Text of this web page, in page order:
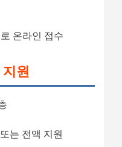
온라인 접수
원
는 전액 지원